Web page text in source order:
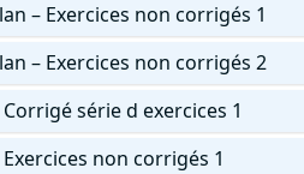
– Exercices non corrigés 1
– Exercices non corrigés 2
série d exercices 1
non corrigés 1